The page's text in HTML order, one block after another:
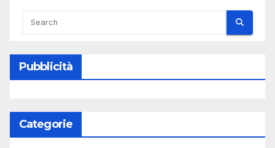
Pubblicità
Categorie